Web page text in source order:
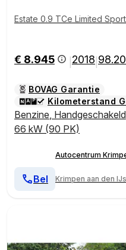
Estate 0.9 TCe Limited Sport
€ 8.945 2018
BOVAG Garantie
Kilometerstand
Benzine, Handgeschakeld
66 kW (90 PK)
Autocentrum
Krimpen aan den
Bel